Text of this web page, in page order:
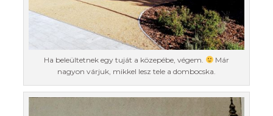
Ha beleültetnek egy tuját a közepébe, végem.
Már
nagyon várjuk, mikkel lesz tele a dombocska.